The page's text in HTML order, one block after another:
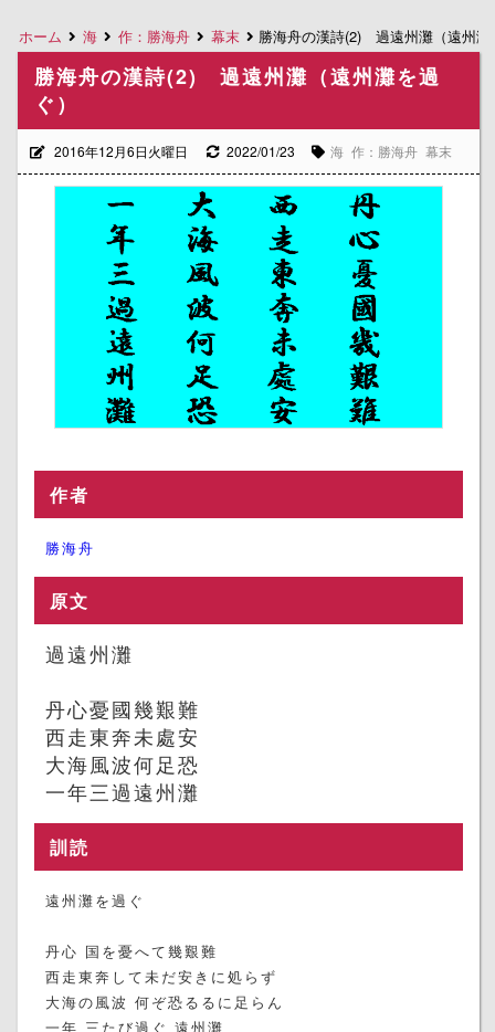
ホーム 海 作：勝海舟 幕末 勝海舟の漢詩(2) 過遠州灘（遠州灘
勝海舟の漢詩(2) 過遠州灘（遠州灘を過
ぐ）
2016年12月6日火曜日 2022/01/23 海 作：勝海舟 幕末
作者
勝海舟
原文
過遠州灘
丹心憂國幾艱難
西走東奔未處安
大海風波何足恐
一年三過遠州灘
訓読
遠州灘を過ぐ
丹心 国を憂へて幾艱難
西走東奔して未だ安きに処らず
大海の風波 何ぞ恐るるに足らん
一年 三たび過ぐ 遠州灘